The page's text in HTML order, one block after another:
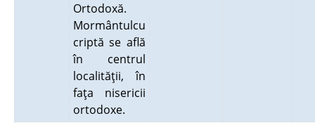
Ortodoxă.
Mormântulcu
criptă se află
în centrul
localităţii, în
faţa nisericii
ortodoxe.